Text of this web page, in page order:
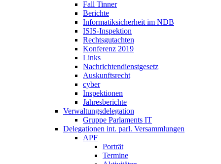
Fall Tinner
Berichte
Informatiksicherheit ­im NDB
ISIS-Inspektion
Rechtsgutachten
Konferenz 2019
Links
Nachrichtendienstgesetz
Auskunftsrecht
cyber
Inspektionen
Jahresberichte
Verwaltungsdelegation
Gruppe Parlaments IT
Delegationen int. parl. Versammlungen
APF
Porträt
Termine